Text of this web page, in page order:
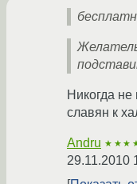
Никогда
славян к
Andru
29.11.2010